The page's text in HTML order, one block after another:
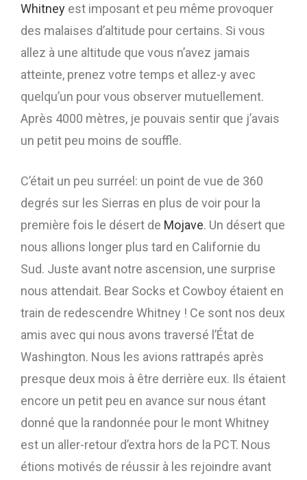
Whitney est imposant et peu même provoquer
des malaises d’altitude pour certains. Si vous
allez à une altitude que vous n’avez jamais
atteinte, prenez votre temps et allez-y avec
quelqu’un pour vous observer mutuellement.
Après 4000 mètres, je pouvais sentir que j’avais
un petit peu moins de souffle.
C’était un peu surréel: un point de vue de 360
degrés sur les Sierras en plus de voir pour la
première fois le désert de Mojave. Un désert que
nous allions longer plus tard en Californie du
Sud. Juste avant notre ascension, une surprise
nous attendait. Bear Socks et Cowboy étaient en
train de redescendre Whitney ! Ce sont nos deux
amis avec qui nous avons traversé l’État de
Washington. Nous les avions rattrapés après
presque deux mois à être derrière eux. Ils étaient
encore un petit peu en avance sur nous étant
donné que la randonnée pour le mont Whitney
est un aller-retour d’extra hors de la PCT. Nous
étions motivés de réussir à les rejoindre avant